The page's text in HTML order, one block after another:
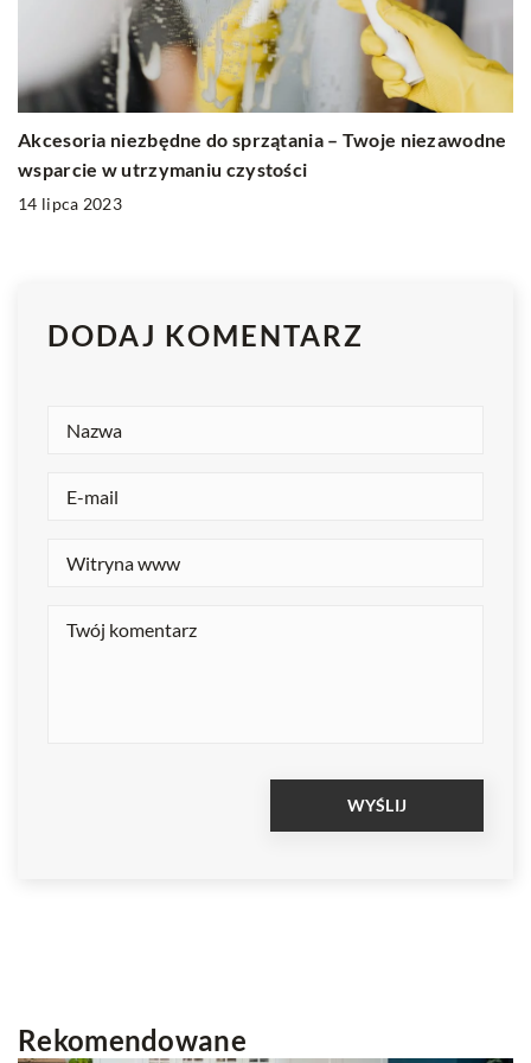
Akcesoria niezbędne do sprzątania – Twoje niezawodne
wsparcie w utrzymaniu czystości
14 lipca 2023
DODAJ KOMENTARZ
Rekomendowane